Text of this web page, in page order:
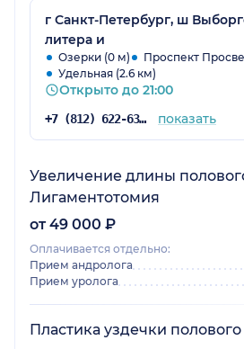
г Санкт-Петербург, ш
литера и
Озерки (0 м)
Проспект
Удельная (2.6 км)
Открыто до 21:00
+7 (812) 622-63-51 показать
Увеличение длины
Лигаментотомия
от 49 000 ₽
Оплачивается отдельно:
Прием андролога
Прием уролога
Пластика уздечки